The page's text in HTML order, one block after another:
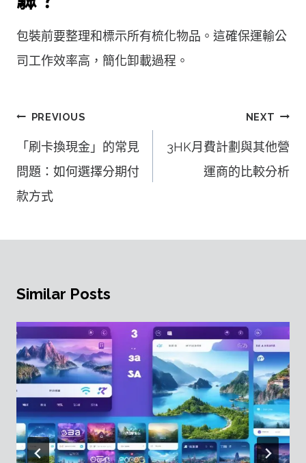
包裝前要整理和標示所有梳化物品。這確保運輸公
司工作效率高，簡化卸載過程。
文
章
覽
PREVIOUS
「刷卡換現金」的常見
問題：如何選擇分期付
款方式
NEXT
3HK月費計劃與其他營
運商的比較分析
Similar Posts